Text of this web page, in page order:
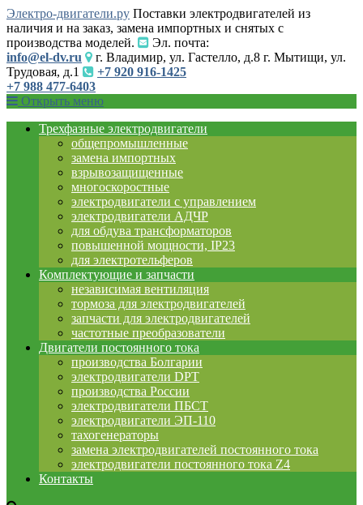
Электро-двигатели.ру Поставки электродвигателей из
наличия и на заказ, замена импортных и снятых с
производства моделей.
Эл. почта:
info@el-dv.ru
г. Владимир, ул. Гастелло, д.8 г. Мытищи, ул.
Трудовая, д.1
+7 920 916-1425
+7 988 477-6403
Открыть меню
Трехфазные электродвигатели
общепромышленные
замена импортных
взрывозащищенные
многоскоростные
электродвигатели с управлением
электродвигатели АДЧР
для обдува трансформаторов
повышенной мощности, IP23
для электротельферов
Комплектующие и запчасти
независимая вентиляция
тормоза для электродвигателей
запчасти для электродвигателей
частотные преобразователи
Двигатели постоянного тока
производства Болгарии
электродвигатели DPT
производства России
электродвигатели ПБСТ
электродвигатели ЭП-110
тахогенераторы
замена электродвигателей постоянного тока
электродвигатели постоянного тока Z4
Контакты